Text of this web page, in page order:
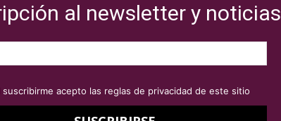
itinerarios
al newsletter y noticias
suscribirme acepto las reglas de privacidad de este sitio